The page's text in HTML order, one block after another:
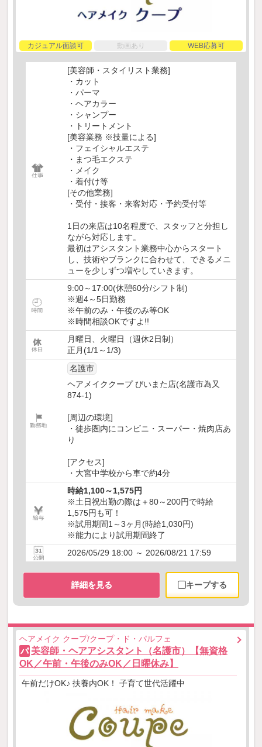
カジュアル面談可 動画あり WEB応募可
[美容師・スタイリスト業務]
・カット
・パーマ
・ヘアカラー
・シャンプー
・トリートメント
[美容業務 ※技量による]
・フェイシャルエステ
・まつ毛エクステ
・メイク
・着付け等
[その他業務]
・受付・接客・来客対応・予約受付等
1日の来店は10名程度で、スタッフと分担し
ながら対応します。
最初はアシスタント業務中心からスタート
し、技術やブランクに合わせて、できるメニ
ューを少しずつ増やしていきます。
9:00～17:00(休憩60分/シフト制)
※週4～5日勤務
※午前のみ・午後のみ等OK
※時間相談OKですよ!!
月曜日、火曜日（週休2日制）
正月(1/1～1/3)
名護市
ヘアメイククープ びいまた店(名護市為又
874-1)
[周辺の環境]
・徒歩圏内にコンビニ・スーパー・焼肉店あ
り
[アクセス]
・大宮中学校から車で約4分
時給1,100～1,575円
※土日祝出勤の際は＋80～200円で時給
1,575円も可！
※試用期間1～3ヶ月(時給1,030円)
※能力により試用期間終了
2026/05/29 18:00 ～ 2026/08/21 17:59
詳細を見る キープする
ヘアメイク クープ/クープ・ド・パルフェ
パ 美容師・ヘアアシスタント（名護市）【無資格
OK／午前・午後のみOK／日曜休み】
午前だけOK♪ 扶養内OK！ 子育て世代活躍中